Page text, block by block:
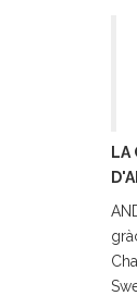
LA